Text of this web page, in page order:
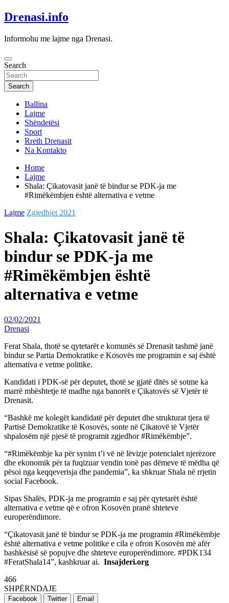
Skip
to
Drenasi.info
Informohu me lajme nga Drenasi.
Search
Search
Ballina
Lajme
Shëndetësi
Sport
Rreth Drenasit
Na Kontakto
Home
Lajme
Shala: Çikatovasit janë të bindur se PDK-ja me
#Rimëkëmbjen është alternativa e vetme
Lajme Zgjedhjet 2021
Shala: Çikatovasit janë të
bindur se PDK-ja me
#Rimëkëmbjen është
alternativa e vetme
02/02/2021
Drenasi
Ferat Shala, thotë se qytetarët e komunës së Drenasit tashmë janë
bindur se Partia Demokratike e Kosovës me programin e saj është
alternativa e vetme politike.
Kandidati i PDK-së për deputet, thotë se gjatë ditës së sotme ka
marrë mbështetje të madhe nga banorët e Çikatovës së Vjetër të
Drenasit.
“Bashkë me kolegët kandidatë për deputet dhe strukturat tjera të
Partisë Demokratike të Kosovës, sonte në Çikatovë të Vjetër
shpalosëm një pjesë të programit zgjedhor #Rimëkëmbje”.
“#Rimëkëmbje ka për synim t’i vë në lëvizje potencialet njerëzore
dhe ekonomik për ta fuqizuar vendin tonë pas dëmeve të mëdha që
pësoi nga keqqeverisja dhe pandemia”, ka shkruar Shala në rrjetin
social Facebook.
Sipas Shalës, PDK-ja me programin e saj për qytetarët është
alternativa e vetme që e ofron Kosovën pranë shteteve
europerëndimore.
“Çikatovasit janë të bindur se PDK-ja me programin #Rimëkëmbje
është alternativa e vetme politike e cila e ofron Kosovën më afër
bashkësisë së popujve dhe shteteve europerëndimore. #PDK134
#FeratShala14”, kashkruar ai. Insajderi.org
466
SHPËRNDAJE
Facebook Twitter Email